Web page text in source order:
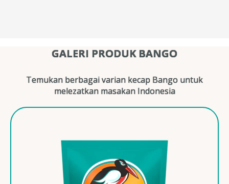
GALERI PRODUK BANGO
Temukan berbagai varian kecap Bango untuk
melezatkan masakan Indonesia